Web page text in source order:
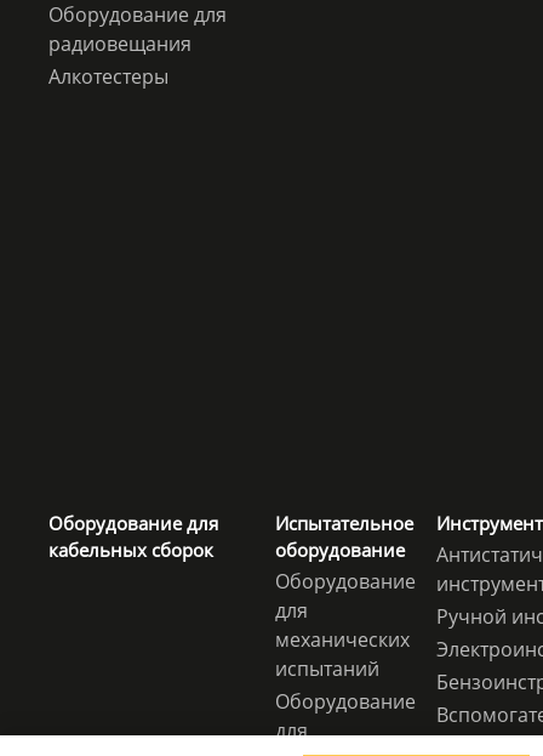
Оборудование для
радиовещания
Алкотестеры
Оборудование для
кабельных сборок
Испытательное
оборудование
Оборудование
для
механических
испытаний
Оборудование
для
Инструмент
Ручной